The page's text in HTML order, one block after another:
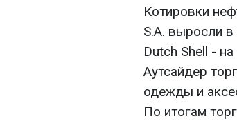
Котировки
S.A. выросли
Dutch Shell -
Аутсайдер
одежды и
По итогам